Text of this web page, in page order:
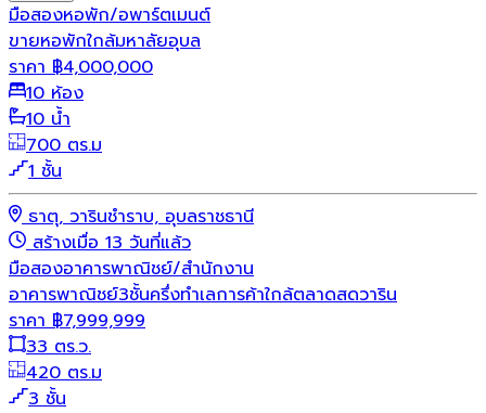
มือสองหอพัก/อพาร์ตเมนต์
ขายหอพักใกล้มหาลัยอุบล
ราคา ฿4,000,000
10 ห้อง
10 น้ำ
700 ตร.ม
1 ชั้น
ธาตุ, วารินชำราบ, อุบลราชธานี
สร้างเมื่อ 13 วันที่แล้ว
มือสองอาคารพาณิชย์/สำนักงาน
อาคารพาณิชย์3ชั้นครึ่งทำเลการค้าใกล้ตลาดสดวาริน
ราคา ฿7,999,999
33 ตร.ว.
420 ตร.ม
3 ชั้น